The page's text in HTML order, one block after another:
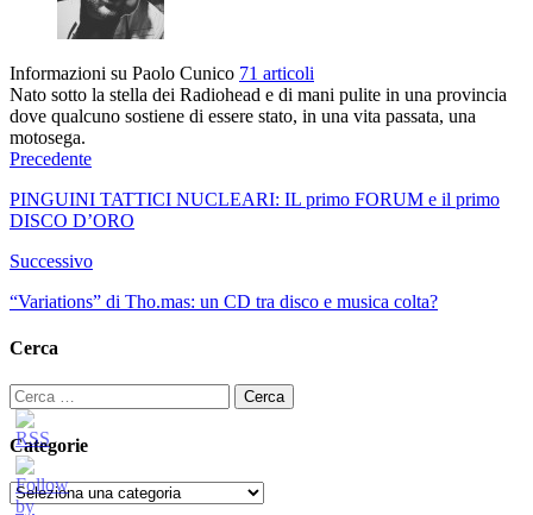
Informazioni su Paolo Cunico 71 articoli
Nato sotto la stella dei Radiohead e di mani pulite in una provincia
dove qualcuno sostiene di essere stato, in una vita passata, una
motosega.
Precedente
PINGUINI TATTICI NUCLEARI: IL primo FORUM e il primo
DISCO D’ORO
Successivo
“Variations” di Tho.mas: un CD tra disco e musica colta?
Cerca
Ricerca
per:
Categorie
Categorie